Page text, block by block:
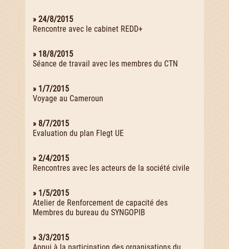
» 24/8/2015
Rencontre avec le cabinet REDD+
» 18/8/2015
Séance de travail avec les membres du CTN
» 1/7/2015
Voyage au Cameroun
» 8/7/2015
Evaluation du plan Flegt UE
» 2/4/2015
Rencontres avec les acteurs de la société civile
» 1/5/2015
Atelier de Renforcement de capacité des
Membres du bureau du SYNGOPIB
» 3/3/2015